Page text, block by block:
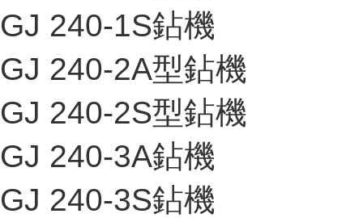
GJ 240-1S鉆機
GJ 240-2A型鉆機
GJ 240-2S型鉆機
GJ 240-3A鉆機
GJ 240-3S鉆機